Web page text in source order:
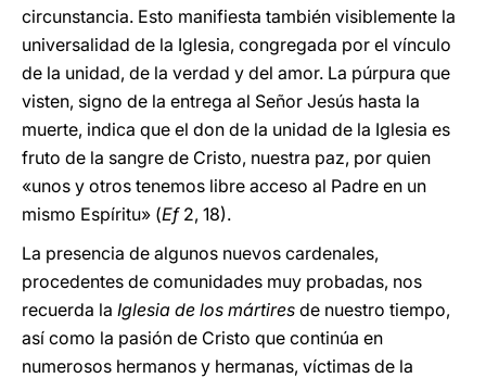
circunstancia. Esto manifiesta también visiblemente la
universalidad de la Iglesia, congregada por el vínculo
de la unidad, de la verdad y del amor. La púrpura que
visten, signo de la entrega al Señor Jesús hasta la
muerte, indica que el don de la unidad de la Iglesia es
fruto de la sangre de Cristo, nuestra paz, por quien
«unos y otros tenemos libre acceso al Padre en un
mismo Espíritu» (Ef2, 18).
La presencia de algunos nuevos cardenales,
procedentes de comunidades muy probadas, nos
recuerda la Iglesia de los mártires de nuestro tiempo,
así como la pasión de Cristo que continúa en
numerosos hermanos y hermanas, víctimas de la